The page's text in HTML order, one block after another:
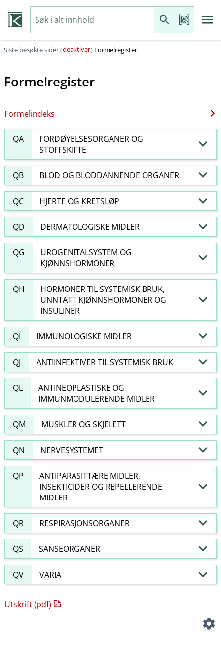
Siste besøkte sider (deaktiver) Formelregister
Formelregister
Formelindeks
QA
FORDØYELSESORGANER OG
STOFFSKIFTE
QB BLOD OG BLODDANNENDE ORGANER
QC HJERTE OG KRETSLØP
QD DERMATOLOGISKE MIDLER
QG
UROGENITALSYSTEM OG
KJØNNSHORMONER
QH
HORMONER TIL SYSTEMISK BRUK,
UNNTATT KJØNNSHORMONER OG
INSULINER
QI IMMUNOLOGISKE MIDLER
QJ ANTIINFEKTIVER TIL SYSTEMISK BRUK
QL
ANTINEOPLASTISKE OG
IMMUNMODULERENDE MIDLER
QM MUSKLER OG SKJELETT
QN NERVESYSTEMET
QP
ANTIPARASITTÆRE MIDLER,
INSEKTICIDER OG REPELLERENDE
MIDLER
QR RESPIRASJONSORGANER
QS SANSEORGANER
QV VARIA
Utskrift (pdf)